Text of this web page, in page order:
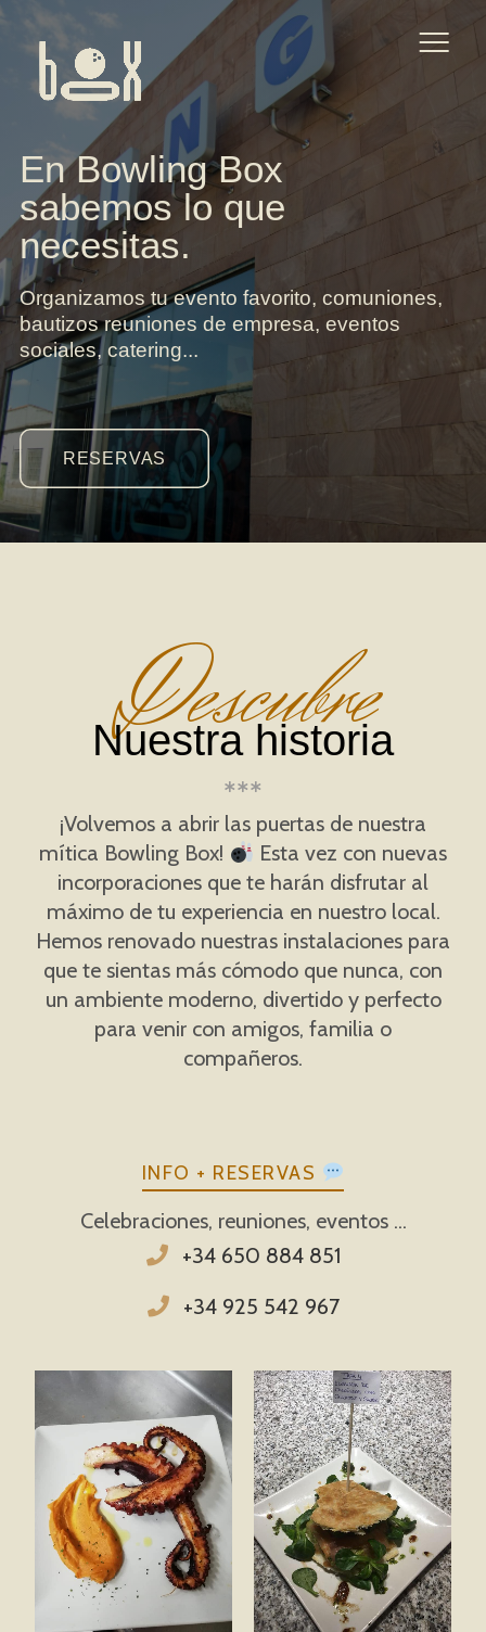
En Bowling Box
sabemos lo que
necesitas.
Organizamos tu evento favorito, comuniones,
bautizos reuniones de empresa, eventos
sociales, catering...
RESERVAS
Descubre
Nuestra historia
¡Volvemos a abrir las puertas de nuestra
mítica Bowling Box!
Esta vez con nuevas
incorporaciones que te harán disfrutar al
máximo de tu experiencia en nuestro local.
Hemos renovado nuestras instalaciones para
que te sientas más cómodo que nunca, con
un ambiente moderno, divertido y perfecto
para venir con amigos, familia o
compañeros.
INFO + RESERVAS
Celebraciones, reuniones, eventos ...
+34 650 884 851
+34 925 542 967
Aviso legal
Política de privacidad
Política de cookies
Accesibilidad